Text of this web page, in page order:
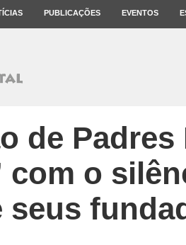
PUBLICAÇÕES EVENTOS
de
com o
seus